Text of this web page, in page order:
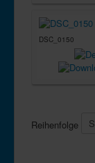
DSC_0150
Reihenfolge